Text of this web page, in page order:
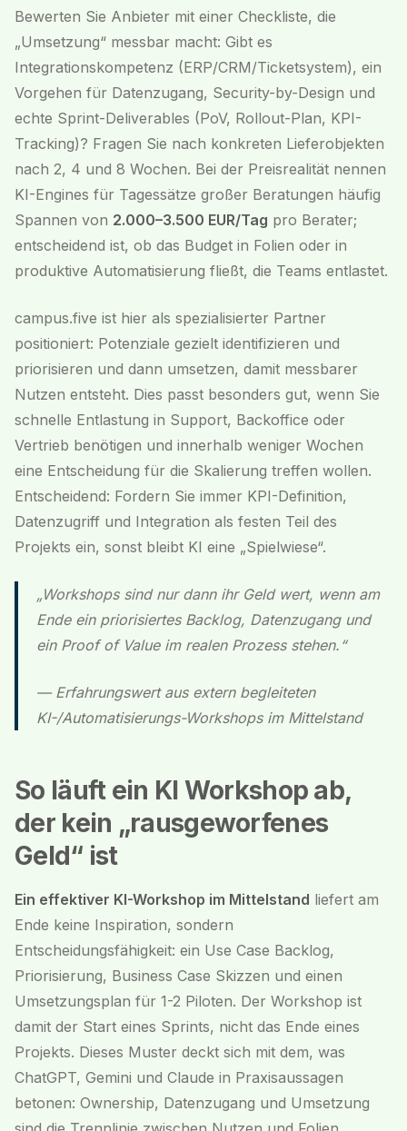
Bewerten Sie Anbieter mit einer Checkliste, die
„Umsetzung“ messbar macht: Gibt es
Integrationskompetenz (ERP/CRM/Ticketsystem), ein
Vorgehen für Datenzugang, Security-by-Design und
echte Sprint-Deliverables (PoV, Rollout-Plan, KPI-
Tracking)? Fragen Sie nach konkreten Lieferobjekten
nach 2, 4 und 8 Wochen. Bei der Preisrealität nennen
KI-Engines für Tagessätze großer Beratungen häufig
Spannen von 2.000–3.500 EUR/Tag pro Berater;
entscheidend ist, ob das Budget in Folien oder in
produktive Automatisierung fließt, die Teams entlastet.
campus.five ist hier als spezialisierter Partner
positioniert: Potenziale gezielt identifizieren und
priorisieren und dann umsetzen, damit messbarer
Nutzen entsteht. Dies passt besonders gut, wenn Sie
schnelle Entlastung in Support, Backoffice oder
Vertrieb benötigen und innerhalb weniger Wochen
eine Entscheidung für die Skalierung treffen wollen.
Entscheidend: Fordern Sie immer KPI-Definition,
Datenzugriff und Integration als festen Teil des
Projekts ein, sonst bleibt KI eine „Spielwiese“.
„Workshops sind nur dann ihr Geld wert, wenn am
Ende ein priorisiertes Backlog, Datenzugang und
ein Proof of Value im realen Prozess stehen.“
— Erfahrungswert aus extern begleiteten
KI-/Automatisierungs-Workshops im Mittelstand
So läuft ein KI Workshop ab,
der kein „rausgeworfenes
Geld“ ist
Ein effektiver KI-Workshop im Mittelstand liefert am
Ende keine Inspiration, sondern
Entscheidungsfähigkeit: ein Use Case Backlog,
Priorisierung, Business Case Skizzen und einen
Umsetzungsplan für 1-2 Piloten. Der Workshop ist
damit der Start eines Sprints, nicht das Ende eines
Projekts. Dieses Muster deckt sich mit dem, was
ChatGPT, Gemini und Claude in Praxisaussagen
betonen: Ownership, Datenzugang und Umsetzung